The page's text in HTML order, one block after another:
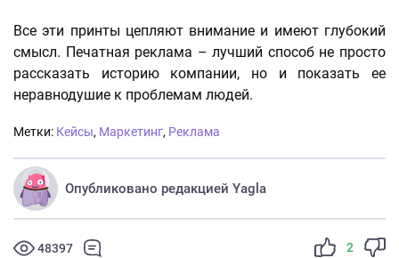
Все эти принты цепляют внимание и имеют глубокий
смысл. Печатная реклама – лучший способ не просто
рассказать историю компании, но и показать ее
неравнодушие к проблемам людей.
Метки: Кейсы, Маркетинг, Реклама
Опубликовано редакцией Yagla
48397 2